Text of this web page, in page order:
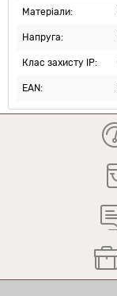
Матеріали:
Напруга:
Клас захисту IP:
EAN: